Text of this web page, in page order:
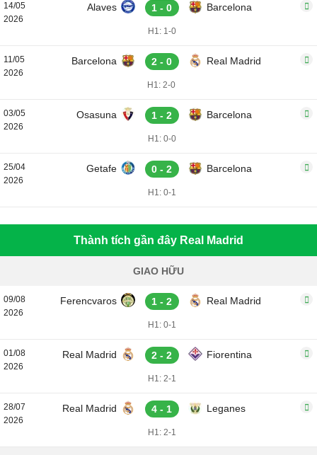
14/05
2026
Alaves 1 - 0 Barcelona
H1: 1-0
11/05
2026
Barcelona 2 - 0 Real Madrid
H1: 2-0
03/05
2026
Osasuna 1 - 2 Barcelona
H1: 0-0
25/04
2026
Getafe 0 - 2 Barcelona
H1: 0-1
Thành tích gần đây Real Madrid
GIAO HỮU
09/08
2026
Ferencvaros 1 - 2 Real Madrid
H1: 0-1
01/08
2026
Real Madrid 2 - 2 Fiorentina
H1: 2-1
28/07
2026
Real Madrid 4 - 1 Leganes
H1: 2-1